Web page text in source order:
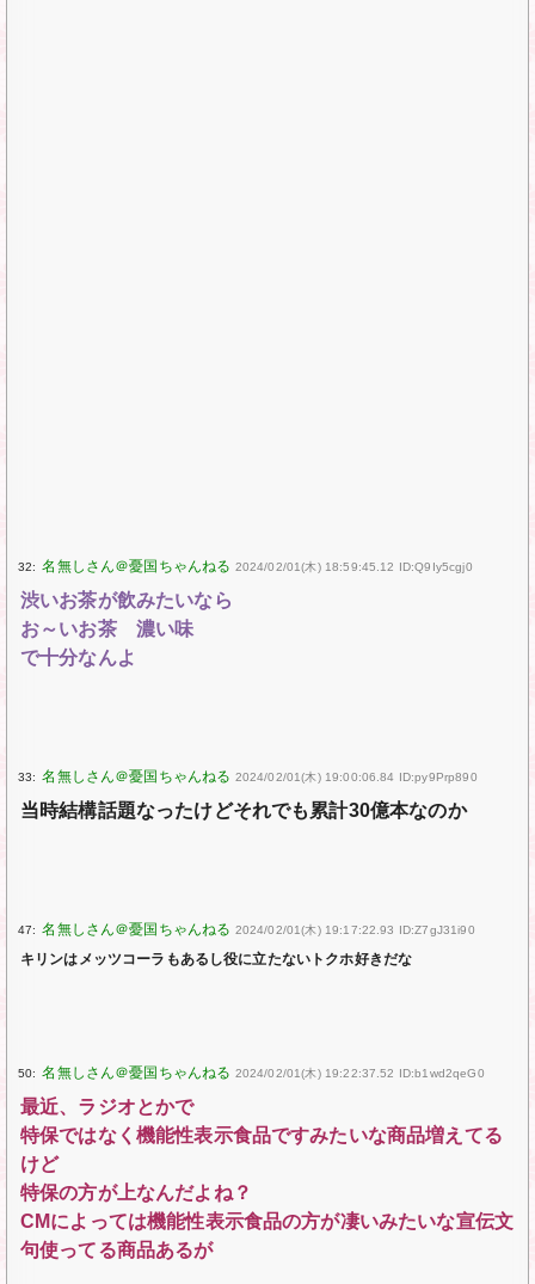
32: 2024/02/01(木) 18:59:45.12 ID:Q9Iy5cgj0
渋いお茶が飲みたいなら
お～いお茶 濃い味
で十分なんよ
33: 2024/02/01(木) 19:00:06.84 ID:py9Prp890
当時結構話題なったけどそれでも累計30億本なのか
47: 2024/02/01(木) 19:17:22.93 ID:Z7gJ31i90
キリンはメッツコーラもあるし役に立たないトクホ好きだな
50: 2024/02/01(木) 19:22:37.52 ID:b1wd2qeG0
最近、ラジオとかで
特保ではなく機能性表示食品ですみたいな商品増えてる
けど
特保の方が上なんだよね？
CMによっては機能性表示食品の方が凄いみたいな宣伝文
句使ってる商品あるが